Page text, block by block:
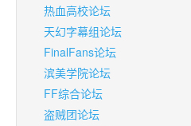
热血高校论坛
天幻字幕组论坛
FinalFans论坛
滨美学院论坛
FF综合论坛
盗贼团论坛